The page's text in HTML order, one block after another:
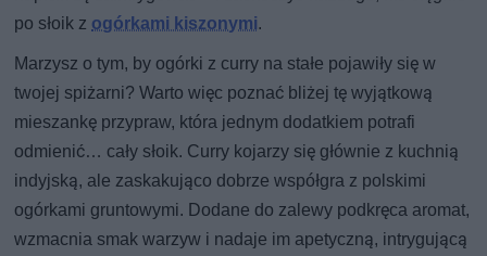
po słoik z ogórkami kiszonymi.
Marzysz o tym, by ogórki z curry na stałe pojawiły się w
twojej spiżarni? Warto więc poznać bliżej tę wyjątkową
mieszankę przypraw, która jednym dodatkiem potrafi
odmienić… cały słoik. Curry kojarzy się głównie z kuchnią
indyjską, ale zaskakująco dobrze współgra z polskimi
ogórkami gruntowymi. Dodane do zalewy podkręca aromat,
wzmacnia smak warzyw i nadaje im apetyczną, intrygującą